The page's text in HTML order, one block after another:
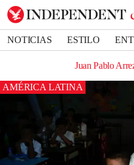
NOTICIAS ESTILO
Juan Pablo
AMÉRICA LATINA